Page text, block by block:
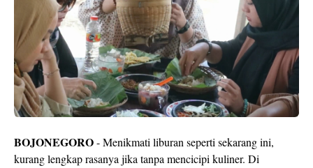
BOJONEGORO- Menikmati liburan seperti sekarang ini,
kurang lengkap rasanya jika tanpa mencicipi kuliner. Di